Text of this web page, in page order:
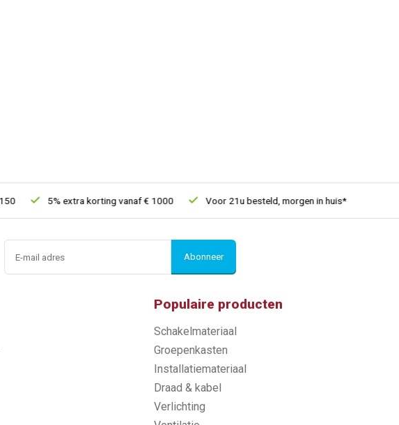
5% extra korting vanaf € 1000 Voor 21u besteld, morgen in huis*
Abonneer
Populaire producten
Schakelmateriaal
Groepenkasten
Installatiemateriaal
Draad & kabel
Verlichting